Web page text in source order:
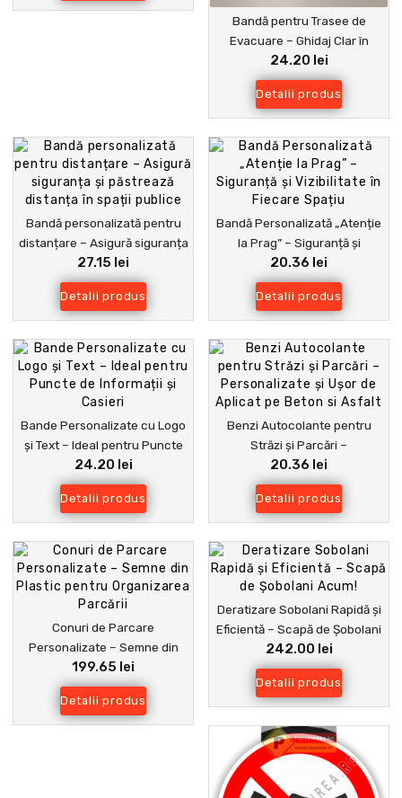
Bandă pentru Trasee de
Evacuare – Ghidaj Clar în
Situații Critice
24.20 lei
Detalii produs
Bandă personalizată pentru
distanțare – Asigură siguranța
și păstrează distanța în spații
publice
27.15 lei
Detalii produs
Bandă Personalizată „Atenție
la Prag” – Siguranță și
Vizibilitate în Fiecare Spațiu
20.36 lei
Detalii produs
Bande Personalizate cu Logo
și Text – Ideal pentru Puncte
de Informații și Casieri
24.20 lei
Detalii produs
Benzi Autocolante pentru
Străzi și Parcări –
Personalizate și Ușor de
Aplicat pe Beton si Asfalt
20.36 lei
Detalii produs
Conuri de Parcare
Personalizate – Semne din
Plastic pentru Organizarea
Parcării
199.65 lei
Detalii produs
Deratizare Sobolani Rapidă și
Eficientă – Scapă de Șobolani
Acum!
242.00 lei
Detalii produs